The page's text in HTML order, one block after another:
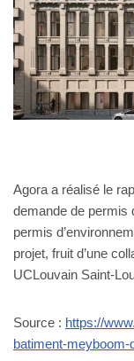
Agora a réalisé le
demande de permis
permis
projet, fruit d’une
UCLouvain Saint-
Source : https://
batiment-meyboom-